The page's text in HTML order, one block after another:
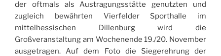
der oftmals als Austragungsstätte genutzten und
zugleich bewährten Vierfelder Sporthalle im
mittelhessischen Dillenburg wird die
Großveranstaltung am Wochenende 19./20. November
ausgetragen. Auf dem Foto die Siegerehrung der